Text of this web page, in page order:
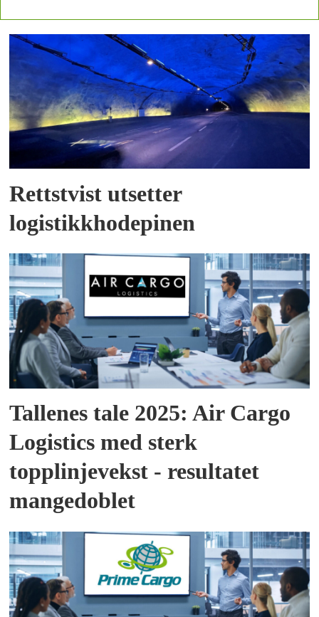
Rettstvist utsetter
logistikkhodepinen
Tallenes tale 2025: Air Cargo
Logistics med sterk
topplinjevekst - resultatet
mangedoblet